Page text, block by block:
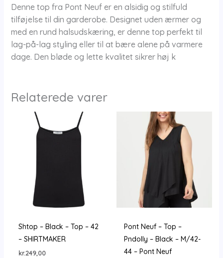
Neuf
antal
Denne top fra Pont Neuf er en alsidig og stilfuld
tilføjelse til din garderobe. Designet uden ærmer og
med en rund halsudskæring, er denne top perfekt til
lag-på-lag styling eller til at bære alene på varmere
dage. Den bløde og lette kvalitet sikrer høj k
Relaterede varer
Shtop – Black – Top – 42
– SHIRTMAKER
kr.249,00
Pont Neuf – Top –
Pndolly – Black – M/42-
44 – Pont Neuf